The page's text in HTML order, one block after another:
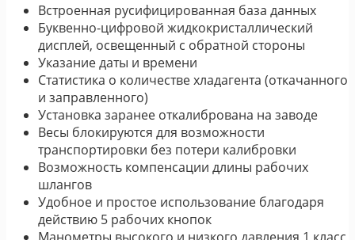
Встроенная русифицированная база данных
Буквенно-цифровой жидкокристаллический
дисплей, освещенный с обратной стороны
Указание даты и времени
Статистика о количестве хладагента (откачанного
и заправленного)
Установка заранее откалибрована на заводе
Весы блокируются для возможности
транспортировки без потери калибровки
Возможность компенсации длины рабочих
шлангов
Удобное и простое использование благодаря
действию 5 рабочих кнопок